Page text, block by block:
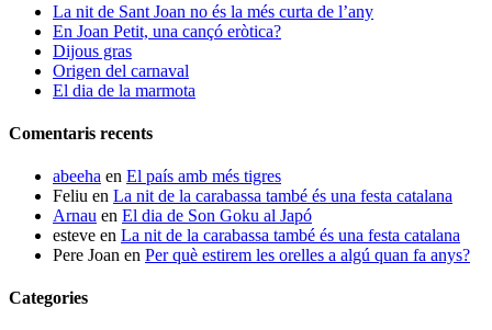
La nit de Sant Joan no és la més curta de l’any
En Joan Petit, una cançó eròtica?
Dijous gras
Origen del carnaval
El dia de la marmota
Comentaris recents
abeeha en El país amb més tigres
Feliu en La nit de la carabassa també és una festa catalana
Arnau en El dia de Son Goku al Japó
esteve en La nit de la carabassa també és una festa catalana
Pere Joan en Per què estirem les orelles a algú quan fa anys?
Categories